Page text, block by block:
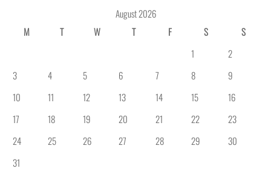
August 2026
M
T W T F S
S
1
2
3
4 5 6 7 8
9
10
11 12 13 14 15
16
17
18 19 20 21 22
23
24
25 26 27 28 29
30
31